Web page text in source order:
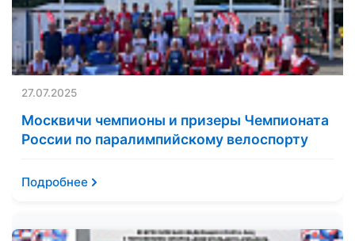
27.07.2025
Москвичи чемпионы и призеры Чемпионата
России по паралимпийскому велоспорту
Подробнее